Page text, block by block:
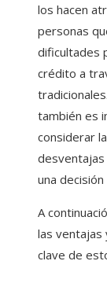
los hacen
personas
dificultades
crédito a
también es
considerar
una
A
las ventajas
clave de